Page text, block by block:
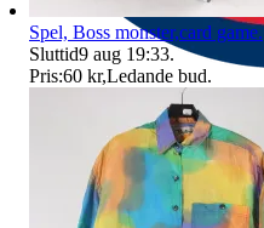
Spel, Boss monster,card game.
Sluttid9 aug 19:33.
Pris:60 kr,Ledande bud.